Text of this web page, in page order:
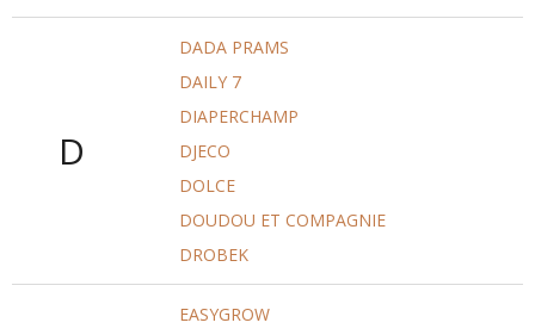
D
DADA PRAMS
DAILY 7
DIAPERCHAMP
DJECO
DOLCE
DOUDOU ET COMPAGNIE
DROBEK
EASYGROW